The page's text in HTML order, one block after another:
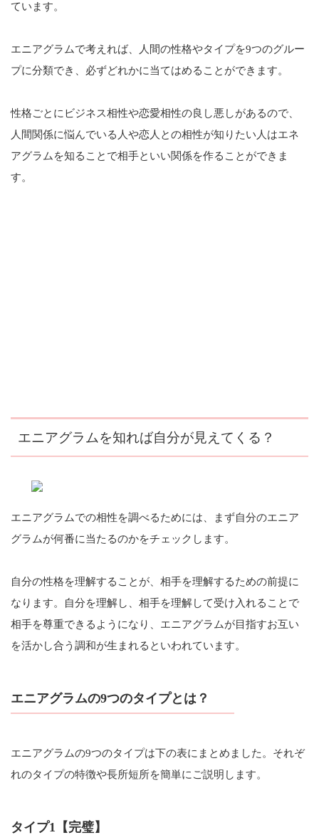
ています。
エニアグラムで考えれば、人間の性格やタイプを9つのグルー
プに分類でき、必ずどれかに当てはめることができます。
性格ごとにビジネス相性や恋愛相性の良し悪しがあるので、
人間関係に悩んでいる人や恋人との相性が知りたい人はエネ
アグラムを知ることで相手といい関係を作ることができま
す。
エニアグラムを知れば自分が見えてくる？
エニアグラムでの相性を調べるためには、まず自分のエニア
グラムが何番に当たるのかをチェックします。
自分の性格を理解することが、相手を理解するための前提に
なります。自分を理解し、相手を理解して受け入れることで
相手を尊重できるようになり、エニアグラムが目指すお互い
を活かし合う調和が生まれるといわれています。
エニアグラムの9つのタイプとは？
エニアグラムの9つのタイプは下の表にまとめました。それぞ
れのタイプの特徴や長所短所を簡単にご説明します。
タイプ1【完璧】